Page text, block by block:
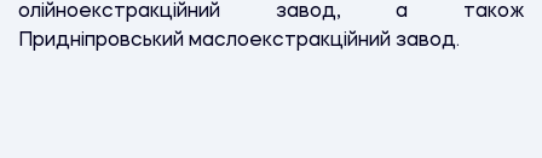
олійноекстракційний завод, а також
Придніпровський маслоекстракційний завод.